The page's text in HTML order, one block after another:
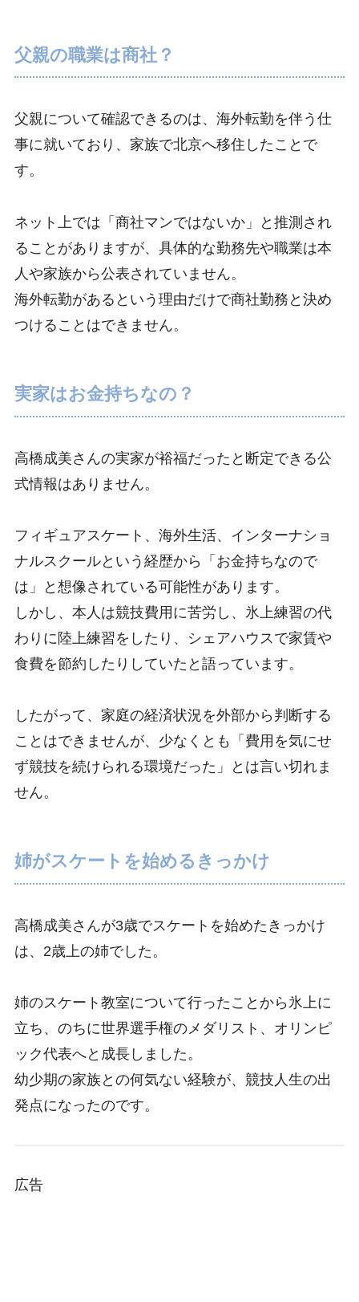
父親の職業は商社？
父親について確認できるのは、海外転勤を伴う仕
事に就いており、家族で北京へ移住したことで
す。
ネット上では「商社マンではないか」と推測され
ることがありますが、具体的な勤務先や職業は本
人や家族から公表されていません。
海外転勤があるという理由だけで商社勤務と決め
つけることはできません。
実家はお金持ちなの？
高橋成美さんの実家が裕福だったと断定できる公
式情報はありません。
フィギュアスケート、海外生活、インターナショ
ナルスクールという経歴から「お金持ちなので
は」と想像されている可能性があります。
しかし、本人は競技費用に苦労し、氷上練習の代
わりに陸上練習をしたり、シェアハウスで家賃や
食費を節約したりしていたと語っています。
したがって、家庭の経済状況を外部から判断する
ことはできませんが、少なくとも「費用を気にせ
ず競技を続けられる環境だった」とは言い切れま
せん。
姉がスケートを始めるきっかけ
高橋成美さんが3歳でスケートを始めたきっかけ
は、2歳上の姉でした。
姉のスケート教室について行ったことから氷上に
立ち、のちに世界選手権のメダリスト、オリンピ
ック代表へと成長しました。
幼少期の家族との何気ない経験が、競技人生の出
発点になったのです。
広告